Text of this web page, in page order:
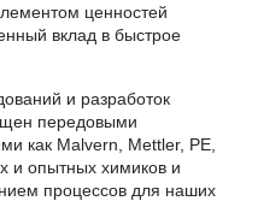
ценностей
вклад в быстрое
и разработок
передовыми
как Malvern, Mettler, PE,
и опытных химиков и
процессов для наших